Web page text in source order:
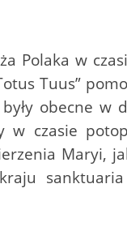
Polaka w
Tuus”
obecne w
w czasie
Maryi,